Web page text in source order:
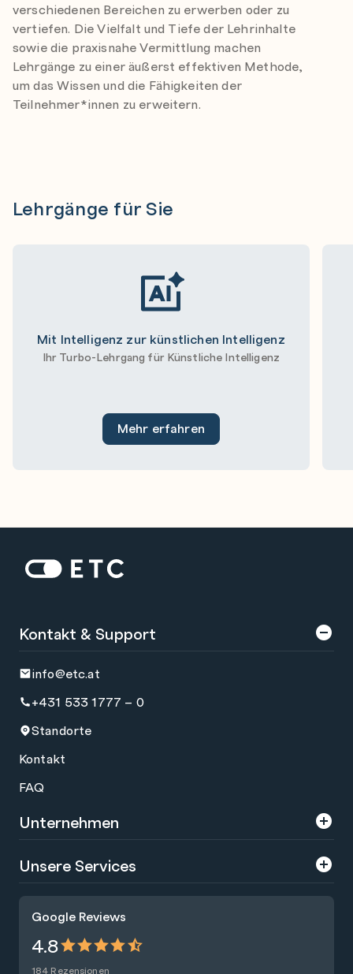
verschiedenen Bereichen zu erwerben oder zu
vertiefen. Die Vielfalt und Tiefe der Lehrinhalte
sowie die praxisnahe Vermittlung machen
Lehrgänge zu einer äußerst effektiven Methode,
um das Wissen und die Fähigkeiten der
Teilnehmer*innen zu erweitern.
Lehrgänge für Sie
Mit Intelligenz zur künstlichen Intelligenz
Ihr Turbo-Lehrgang für Künstliche Intelligenz
Mehr erfahren
Startseite: ETC
Google Reviews
4.8
184 Rezensionen
Kontakt & Support
info@etc.at
+431 533 1777 – 0
Standorte
Kontakt
FAQ
Unternehmen
Über uns
Presse
Nachhaltigkeit
Unsere Services